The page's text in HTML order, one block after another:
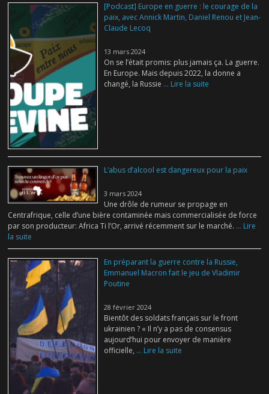
[Podcast] Europe en guerre : le courage de la
paix, avec Annick Martin, Daniel Renou et Jean-
Claude Lecoq
13 mars 2024
On se l’était promis: plus jamais ça. La guerre.
En Europe. Mais depuis 2022, la donne a
changé, la Russie ... Lire la suite
L’abus d’alcool est dangereux pour la paix
3 mars 2024
Une drôle de rumeur se propage en
Centrafrique, celle d’une bière contaminée mais commercialisée de force
par son producteur: Africa Ti l’Or, arrivé récemment sur le marché. ... Lire
la suite
En préparant la guerre contre la Russie,
Emmanuel Macron fait le jeu de Vladimir
Poutine
28 février 2024
Bientôt des soldats français sur le front
ukrainien ? « Il n’y a pas de consensus
aujourd’hui pour envoyer de manière
officielle, ... Lire la suite